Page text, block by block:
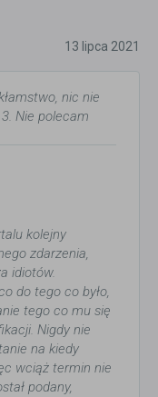
13 lipca 2021
nic nie
Nie polecam
kolejny
zdarzenia,
idiotów.
do tego co było,
tego co mu się
Nigdy nie
na kiedy
wciąż termin nie
podany,